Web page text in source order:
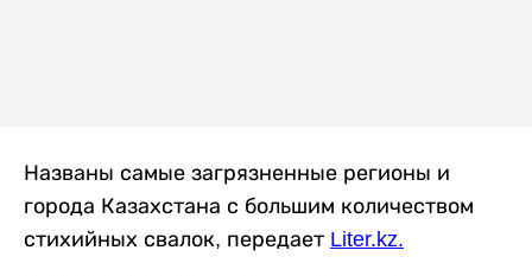
Названы самые загрязненные регионы и
города Казахстана с большим количеством
стихийных свалок, передает Liter.kz.